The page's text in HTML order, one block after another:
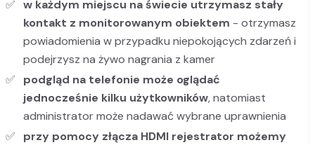
w każdym miejscu na świecie utrzymasz stały
kontakt z monitorowanym obiektem - otrzymasz
powiadomienia w przypadku niepokojących zdarzeń i
podejrzysz na żywo nagrania z kamer
podgląd na telefonie może oglądać
jednocześnie kilku użytkowników, natomiast
administrator może nadawać wybrane uprawnienia
przy pomocy złącza HDMI rejestrator możemy